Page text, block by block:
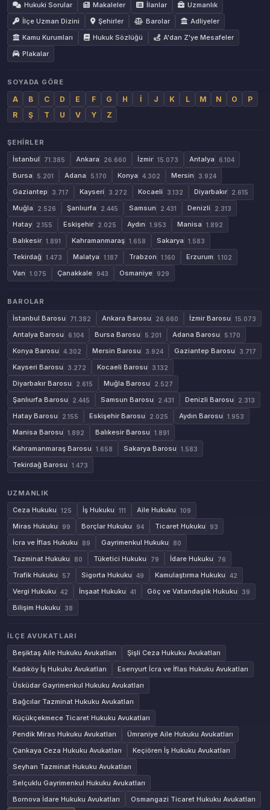
Hukuki Sorular
Makaleler İlanlar
Uzmanlık
İlçe Uzman Dizini
Şehirler Barolar
Adliyeler
Kamu Kurumları
Hukuk Sözlüğü
A'dan Z'ye Mesafeler
Plakalar
SOYADA GÖRE
A B C D E F G H İ J K L M N O
P
R
Ş T U V Y Z
ŞEHIRLER
İstanbul
71.385 Ankara 26.660 İzmir 15.073 Antalya 6.104
Bursa 5.201 Adana 5.170 Konya 4.302 Mersin 3.924
Gaziantep 3.717 Kayseri 3.272 Kocaeli 3.132 Diyarbakır 2.615
Muğla 2.526 Şanlıurfa 2.445 Samsun 2.431 Denizli 2.313
Hatay 2.155 Eskişehir 2.025 Aydın 1.953 Manisa 1.892
Balıkesir 1.891 Kahramanmaraş 1.658 Sakarya 1.583
Tekirdağ 1.473 Malatya 1.187 Trabzon 1.160 Erzurum 1.102
Van 1.075 Çanakkale 943 Osmaniye 929
BAROLAR
İstanbul Barosu
71.382 Ankara Barosu 26.660 İzmir Barosu 15.073
Antalya Barosu 6.104 Bursa Barosu 5.201 Adana Barosu 5.170
Konya Barosu 4.302 Mersin Barosu 3.924 Gaziantep Barosu 3.717
Kayseri Barosu 3.272 Kocaeli Barosu 3.132
Diyarbakır Barosu 2.615 Muğla Barosu 2.527
Şanlıurfa Barosu 2.445 Samsun Barosu 2.431 Denizli Barosu 2.313
Hatay Barosu 2.155 Eskişehir Barosu 2.025 Aydın Barosu 1.953
Manisa Barosu 1.892 Balıkesir Barosu 1.891
Kahramanmaraş Barosu 1.658 Sakarya Barosu 1.583
Tekirdağ Barosu 1.473
UZMANLIK
Ceza Hukuku
125 İş Hukuku 111 Aile Hukuku 109
Miras Hukuku 99 Borçlar Hukuku 94 Ticaret Hukuku 93
İcra ve İflas Hukuku 89 Gayrimenkul Hukuku 80
Tazminat Hukuku 80 Tüketici Hukuku 79 İdare Hukuku 76
Trafik Hukuku 57 Sigorta Hukuku 49 Kamulaştırma Hukuku 42
Vergi Hukuku 42 İnşaat Hukuku 41 Göç ve Vatandaşlık Hukuku 39
Bilişim Hukuku 38
İLÇE AVUKATLARI
Beşiktaş Aile Hukuku Avukatları
Şişli Ceza Hukuku Avukatları
Kadıköy İş Hukuku Avukatları
Esenyurt İcra ve İflas Hukuku Avukatları
Üsküdar Gayrimenkul Hukuku Avukatları
Bağcılar Tazminat Hukuku Avukatları
Küçükçekmece Ticaret Hukuku Avukatları
Pendik Miras Hukuku Avukatları
Ümraniye Aile Hukuku Avukatları
Çankaya Ceza Hukuku Avukatları
Keçiören İş Hukuku Avukatları
Seyhan Tazminat Hukuku Avukatları
Selçuklu Gayrimenkul Hukuku Avukatları
Bornova İdare Hukuku Avukatları
Osmangazi Ticaret Hukuku Avukatları